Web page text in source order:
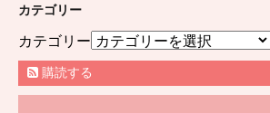
カテゴリー
カテゴリー
購読する